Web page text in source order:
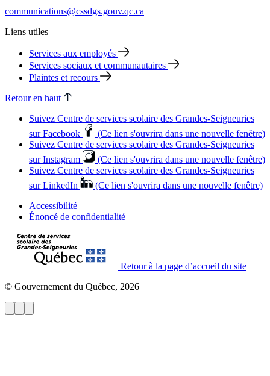
communications@cssdgs.gouv.qc.ca
Liens utiles
Services aux employés
Services sociaux et communautaires
Plaintes et recours
Retour en haut
Suivez Centre de services scolaire des Grandes‑Seigneuries
sur Facebook
(Ce lien s'ouvrira dans une nouvelle fenêtre)
Suivez Centre de services scolaire des Grandes‑Seigneuries
sur Instagram
(Ce lien s'ouvrira dans une nouvelle fenêtre)
Suivez Centre de services scolaire des Grandes‑Seigneuries
sur LinkedIn
(Ce lien s'ouvrira dans une nouvelle fenêtre)
Accessibilité
Énoncé de confidentialité
Retour à la page d’accueil du site
© Gouvernement du Québec, 2026